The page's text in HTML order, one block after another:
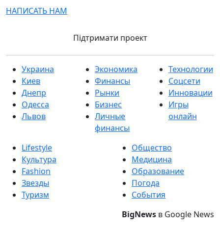
НАПИСАТЬ НАМ
Підтримати проект
Украина
Киев
Днепр
Одесса
Львов
Экономика
Финансы
Рынки
Бизнес
Личные
финансы
Технологии
Соцсети
Инновации
Игры
онлайн
Lifestyle
Культура
Fashion
Звезды
Туризм
Общество
Медицина
Образование
Погода
События
BigNews в Google News